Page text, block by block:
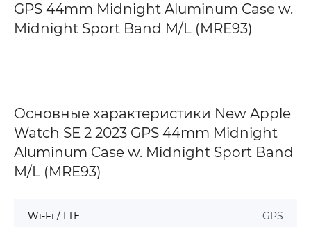
GPS 44mm Midnight Aluminum Case w.
Midnight Sport Band M/L (MRE93)
Основные характеристики New Apple
Watch SE 2 2023 GPS 44mm Midnight
Aluminum Case w. Midnight Sport Band
M/L (MRE93)
Wi-Fi / LTE GPS